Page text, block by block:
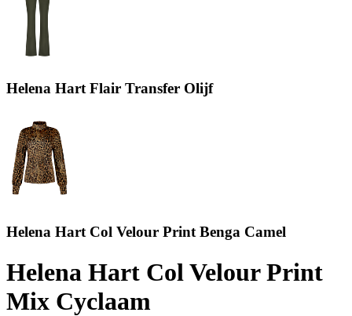
Helena Hart Flair Transfer Olijf
Helena Hart Col Velour Print Benga Camel
Helena Hart Col Velour Print
Mix Cyclaam